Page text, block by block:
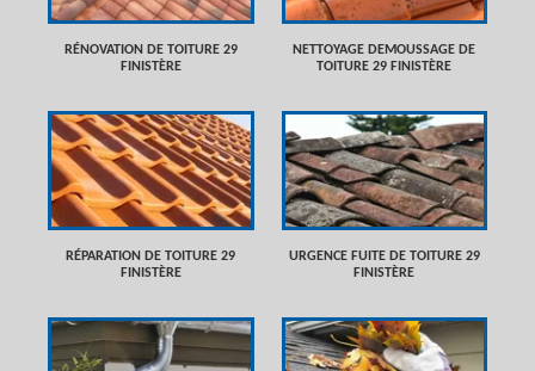
RÉNOVATION DE TOITURE 29
FINISTÈRE
NETTOYAGE DEMOUSSAGE DE
TOITURE 29 FINISTÈRE
RÉPARATION DE TOITURE 29
FINISTÈRE
URGENCE FUITE DE TOITURE 29
FINISTÈRE